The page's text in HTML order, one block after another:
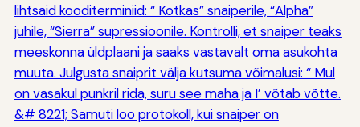
lihtsaid kooditerminiid: “ Kotkas” snaiperile, “Alpha”
juhile, “Sierra” supressioonile. Kontrolli, et snaiper teaks
meeskonna üldplaani ja saaks vastavalt oma asukohta
muuta. Julgusta snaiprit välja kutsuma võimalusi: “ Mul
on vasakul punkril rida, suru see maha ja I’ võtab võtte.
&# 8221; Samuti loo protokoll, kui snaiper on